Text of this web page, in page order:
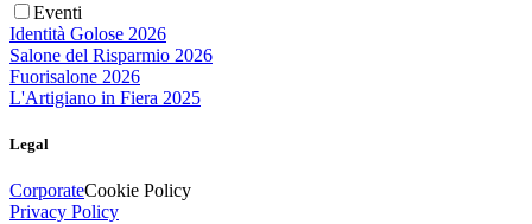
Eventi
Identità Golose 2026
Salone del Risparmio 2026
Fuorisalone 2026
L'Artigiano in Fiera 2025
Legal
CorporateCookie Policy
Privacy Policy